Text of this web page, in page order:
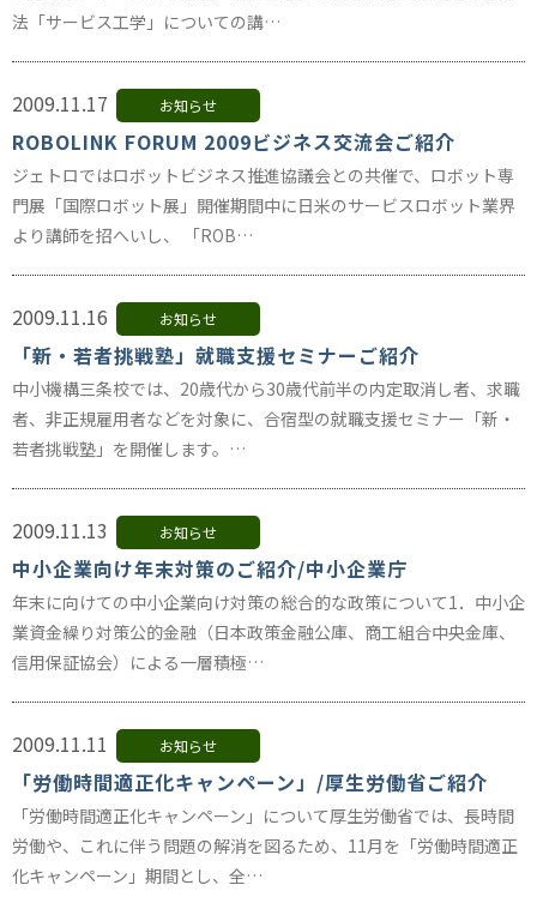
法「サービス工学」についての講…
2009.11.17 お知らせ
ROBOLINK FORUM 2009ビジネス交流会ご紹介
ジェトロではロボットビジネス推進協議会との共催で、ロボット専
門展「国際ロボット展」開催期間中に日米のサービスロボット業界
より講師を招へいし、 「ROB…
2009.11.16 お知らせ
「新・若者挑戦塾」就職支援セミナーご紹介
中小機構三条校では、20歳代から30歳代前半の内定取消し者、求職
者、非正規雇用者などを対象に、合宿型の就職支援セミナー「新・
若者挑戦塾」を開催します。…
2009.11.13 お知らせ
中小企業向け年末対策のご紹介/中小企業庁
年末に向けての中小企業向け対策の総合的な政策について1．中小企
業資金繰り対策公的金融（日本政策金融公庫、商工組合中央金庫、
信用保証協会）による一層積極…
2009.11.11 お知らせ
「労働時間適正化キャンペーン」/厚生労働省ご紹介
「労働時間適正化キャンペーン」について厚生労働省では、長時間
労働や、これに伴う問題の解消を図るため、11月を「労働時間適正
化キャンペーン」期間とし、全…